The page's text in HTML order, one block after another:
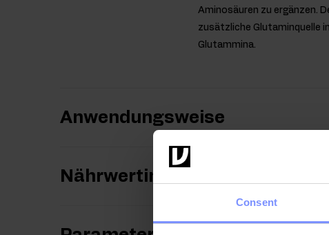
Consent
Aminosäuren zu ergänzen.
zusätzliche Glutaminquelle
Glutammina.
Anwendungsweise
Nährwertinformationen